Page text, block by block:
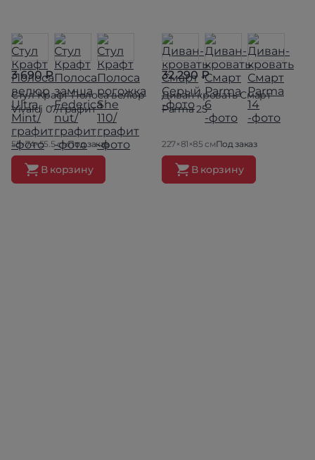
3 690 ₽
Стул Крафт Полоса велюр
Vivaldi 07/графит
55×74×55.5 смПод заказ
В корзину
32 290 ₽
Диван-кровать Смарт
Parma 25
227×81×85 смПод заказ
В корзину